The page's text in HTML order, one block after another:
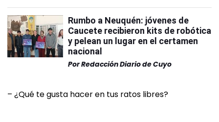
Rumbo a Neuquén: jóvenes de
Caucete recibieron kits de robótica
y pelean un lugar en el certamen
nacional
PorRedacción Diario de Cuyo
– ¿Qué te gusta hacer en tus ratos libres?